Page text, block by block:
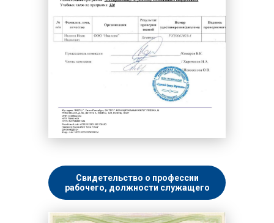
Свидетельство о профессии
рабочего, должности служащего